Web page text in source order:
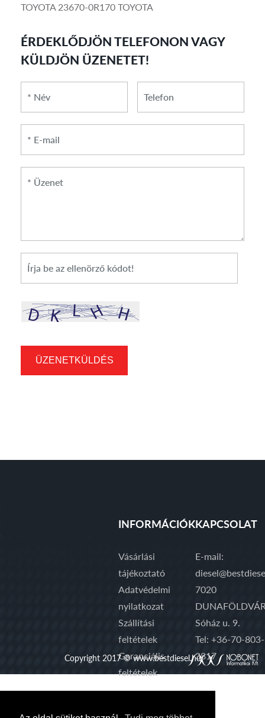
TOYOTA 23670-0R170 TOYOTA
ÉRDEKLŐDJÖN TELEFONON VAGY
KÜLDJÖN ÜZENETET!
Név
mail
Üzenet
Cikkszám
ÜZENETKÜLDÉS
INFORMÁCIÓK
Vásárlási
tájékoztató
Adatvédelmi
nyilatkozat
Szállítási
feltételek
Garanciális
feltételek
KAPCSOLAT
E-mail:
7020
Sóház u. 9.
Tel: +36-70-803-
3817
Copyright 2017 © www.bestdiesel.hu